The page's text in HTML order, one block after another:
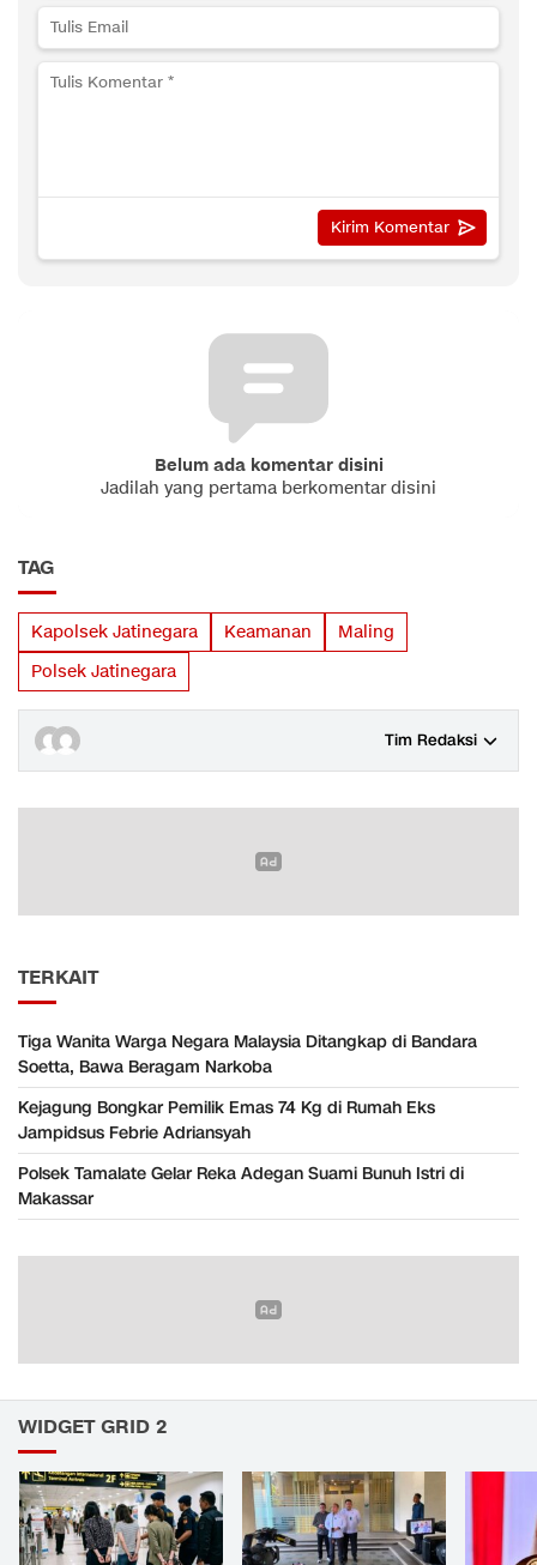
Belum ada komentar disini
Jadilah yang pertama berkomentar disini
TAG
Kapolsek Jatinegara Keamanan
Maling
Polsek Jatinegara
Tim Redaksi
TERKAIT
Tiga Wanita Warga Negara Malaysia Ditangkap di Bandara
Soetta, Bawa Beragam Narkoba
Kejagung Bongkar Pemilik Emas 74 Kg di Rumah Eks
Jampidsus Febrie Adriansyah
Polsek Tamalate Gelar Reka Adegan Suami Bunuh Istri di
Makassar
WIDGET GRID 2